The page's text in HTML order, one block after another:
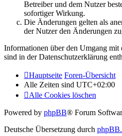
Betreiber und dem Nutzer
sofortiger Wirkung.
Die Änderungen gelten als
der Nutzer den Änderungen
Informationen über den Umgang mit
sind in der Datenschutzerklärung
Hauptseite Foren-Übersicht
Alle Zeiten sind UTC+02:00
Alle Cookies löschen
Powered by phpBB® Forum
Deutsche Übersetzung durch